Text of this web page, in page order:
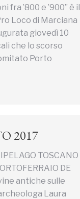
fra ’800 e ’900” è il
Loco di Marciana
giovedì 10
che lo scorso
Porto
2017
TOSCANO
DE
antiche sulle
Laura